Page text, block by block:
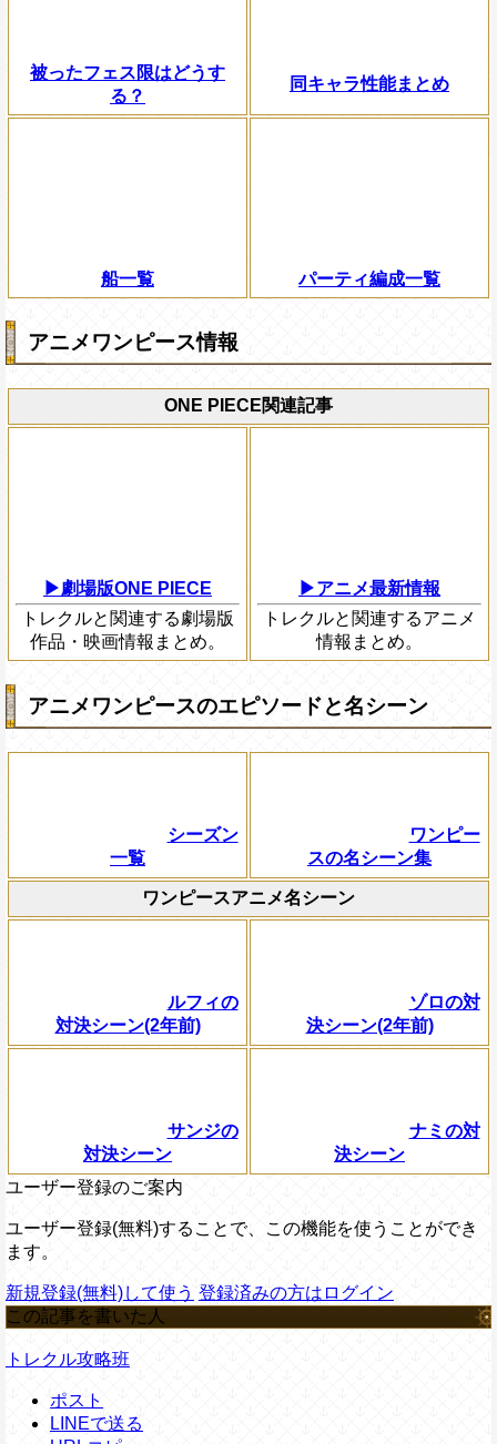
被ったフェス限はどうす
る？
同キャラ性能まとめ
船一覧 パーティ編成一覧
アニメワンピース情報
ONE PIECE関連記事
▶劇場版ONE PIECE
トレクルと関連する劇場版
作品・映画情報まとめ。
▶アニメ最新情報
トレクルと関連するアニメ
情報まとめ。
アニメワンピースのエピソードと名シーン
シーズン
一覧
ワンピー
スの名シーン集
ワンピースアニメ名シーン
ルフィの
対決シーン(2年前)
ゾロの対
決シーン(2年前)
サンジの
対決シーン
ナミの対
決シーン
ユーザー登録のご案内
ユーザー登録(無料)することで、この機能を使うことができ
ます。
新規登録(無料)して使う 登録済みの方はログイン
この記事を書いた人
トレクル攻略班
ポスト
LINEで送る